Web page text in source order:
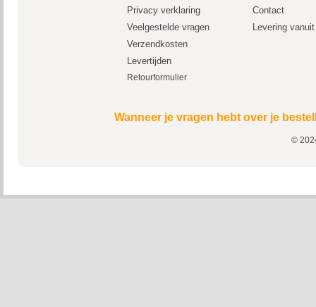
Privacy verklaring
Contact
Veelgestelde vragen
Levering
Verzendkosten
Levertijden
Retourformulier
Wanneer je vragen hebt over je
©